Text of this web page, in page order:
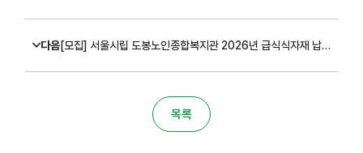
다음 [모집] 서울시립 도봉노인종합복지관 2026년 급식식자재 납품업체 선정공고(~11/26)
목록